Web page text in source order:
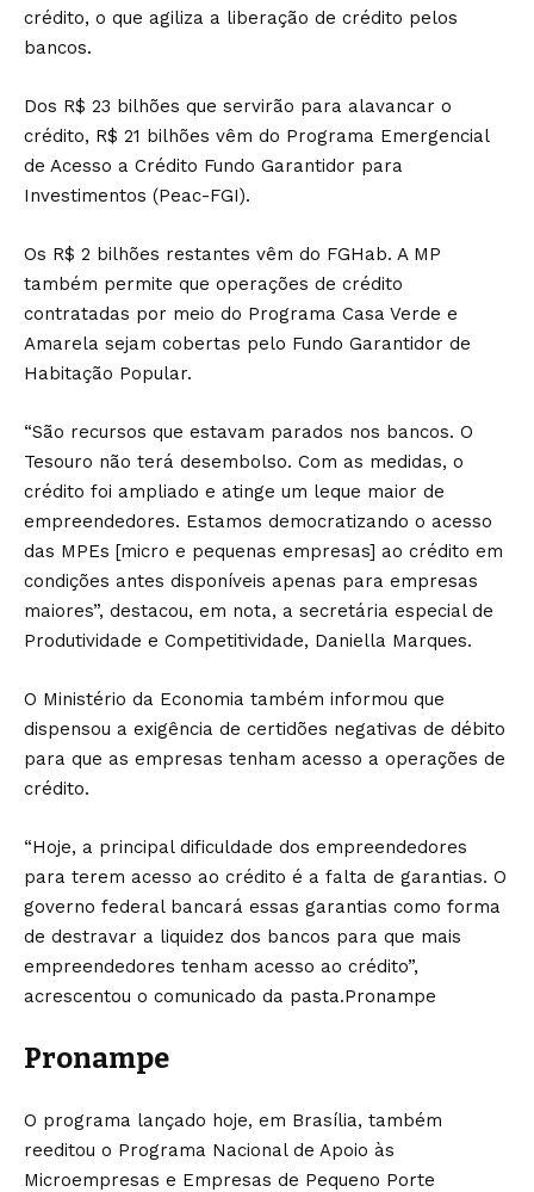
crédito, o que agiliza a liberação de crédito pelos
bancos.
Dos R$ 23 bilhões que servirão para alavancar o
crédito, R$ 21 bilhões vêm do Programa Emergencial
de Acesso a Crédito Fundo Garantidor para
Investimentos (Peac-FGI).
Os R$ 2 bilhões restantes vêm do FGHab. A MP
também permite que operações de crédito
contratadas por meio do Programa Casa Verde e
Amarela sejam cobertas pelo Fundo Garantidor de
Habitação Popular.
“São recursos que estavam parados nos bancos. O
Tesouro não terá desembolso. Com as medidas, o
crédito foi ampliado e atinge um leque maior de
empreendedores. Estamos democratizando o acesso
das MPEs [micro e pequenas empresas] ao crédito em
condições antes disponíveis apenas para empresas
maiores”, destacou, em nota, a secretária especial de
Produtividade e Competitividade, Daniella Marques.
O Ministério da Economia também informou que
dispensou a exigência de certidões negativas de débito
para que as empresas tenham acesso a operações de
crédito.
“Hoje, a principal dificuldade dos empreendedores
para terem acesso ao crédito é a falta de garantias. O
governo federal bancará essas garantias como forma
de destravar a liquidez dos bancos para que mais
empreendedores tenham acesso ao crédito”,
acrescentou o comunicado da pasta.Pronampe
Pronampe
O programa lançado hoje, em Brasília, também
reeditou o Programa Nacional de Apoio às
Microempresas e Empresas de Pequeno Porte